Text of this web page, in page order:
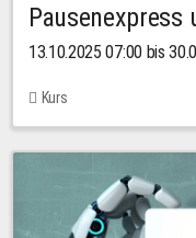
Pausenexpress
13.10.2025 07:00 bis
Kurs